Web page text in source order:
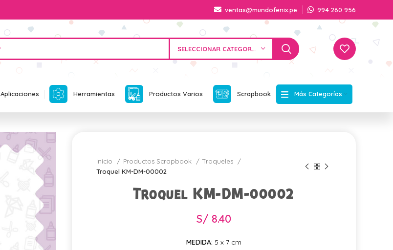
ventas@mundofenix.pe 994 260 956
SELECCIONAR CATEGORÍA
Aplicaciones Herramientas Productos Varios Scrapbook Más Categorías
Inicio Productos Scrapbook
Troqueles
Troquel KM-DM-00002
Troquel KM-DM-00002
S/ 8.40
MEDIDA: 5 x 7 cm